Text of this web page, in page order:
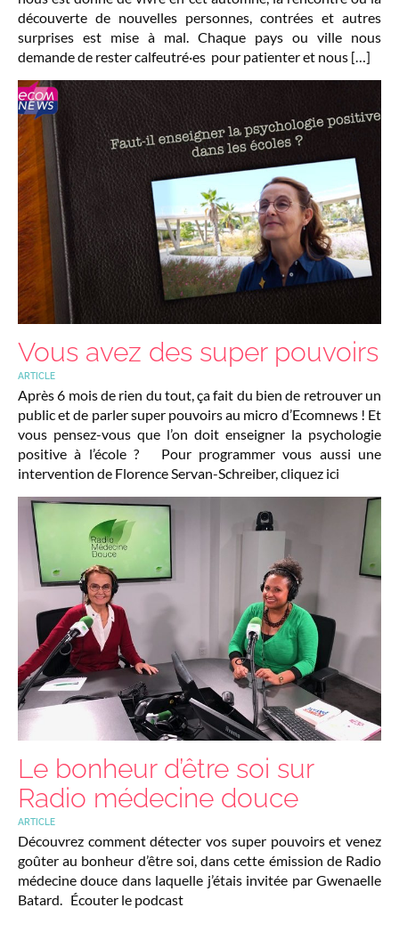
découverte de nouvelles personnes, contrées et autres
surprises est mise à mal. Chaque pays ou ville nous
demande de rester calfeutré·es pour patienter et nous […]
Vous avez des super pouvoirs
ARTICLE
Après 6 mois de rien du tout, ça fait du bien de retrouver un
public et de parler super pouvoirs au micro d’Ecomnews ! Et
vous pensez-vous que l’on doit enseigner la psychologie
positive à l’école ? Pour programmer vous aussi une
intervention de Florence Servan-Schreiber, cliquez ici
Le bonheur d’être soi sur
Radio médecine douce
ARTICLE
Découvrez comment détecter vos super pouvoirs et venez
goûter au bonheur d’être soi, dans cette émission de Radio
médecine douce dans laquelle j’étais invitée par Gwenaelle
Batard. Écouter le podcast